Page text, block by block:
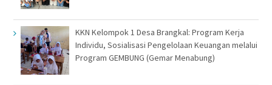
KKN Kelompok 1 Desa Brangkal: Program Kerja
Individu, Sosialisasi Pengelolaan Keuangan melalui
Program GEMBUNG (Gemar Menabung)